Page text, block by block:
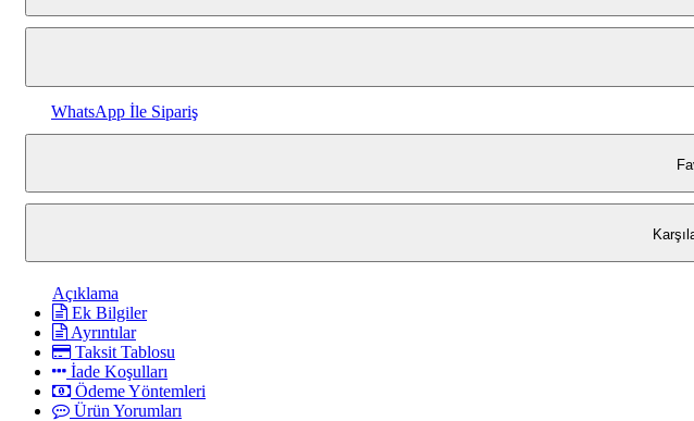
WhatsApp İle Sipariş
Açıklama
Ek Bilgiler
Ayrıntılar
Taksit Tablosu
İade Koşulları
Ödeme Yöntemleri
Ürün Yorumları